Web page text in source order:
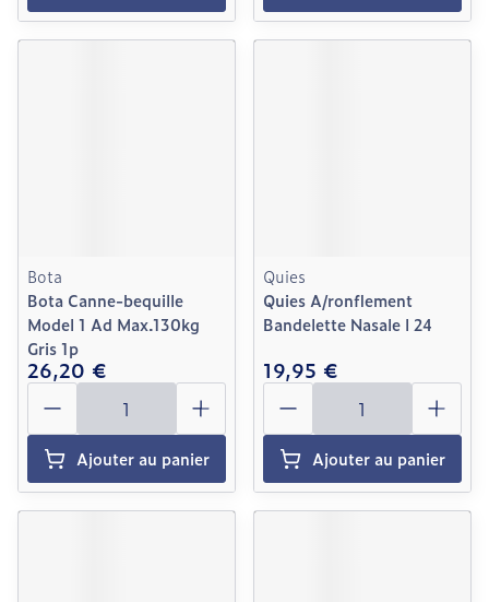
Bota
Bota Canne-bequille
Model 1 Ad Max.130kg
Gris 1p
26,20 €
Quantité
Ajouter au panier
Quies
Quies A/ronflement
Bandelette Nasale l 24
19,95 €
Quantité
Ajouter au panier